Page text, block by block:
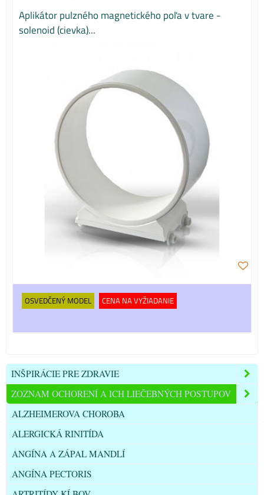
Aplikátor pulzného magnetického poľa v tvare -
solenoid (cievka)...
OSVEDČENÝ MODEL CENA NA VYŽIADANIE
INŠPIRÁCIE PRE ZDRAVIE
ZOZNAM OCHORENÍ A ICH LIEČEBNÝCH POSTUPOV
ALZHEIMEROVA CHOROBA
ALERGICKÁ RINITÍDA
ANGÍNA A ZÁPAL MANDLÍ
ANGÍNA PECTORIS